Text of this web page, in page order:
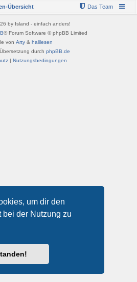
um dir den
bei der Nutzung zu
Übersicht Das Team
by Island - einfach anders!
® Forum Software © phpBB Limited
von Arty & halilesen
durch phpBB.de
| Nutzungsbedingungen